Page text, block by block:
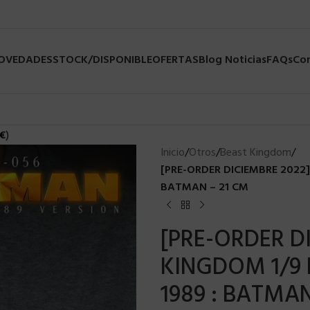
STOCK/DISPONIBLEOFERTASBlog NoticiasFAQs
€)
Inicio/Otros/Beast Kingdom/
[PRE-ORDER DICIEMBRE
BATMAN – 21 CM
[PRE-ORDER
KINGDOM 1/
1989 :